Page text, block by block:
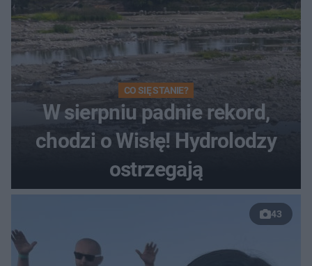
CO SIĘ STANIE?
W sierpniu padnie rekord,
chodzi o Wisłę! Hydrolodzy
ostrzegają
43